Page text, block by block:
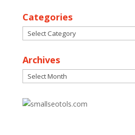
Categories
Categories
Archives
Archives